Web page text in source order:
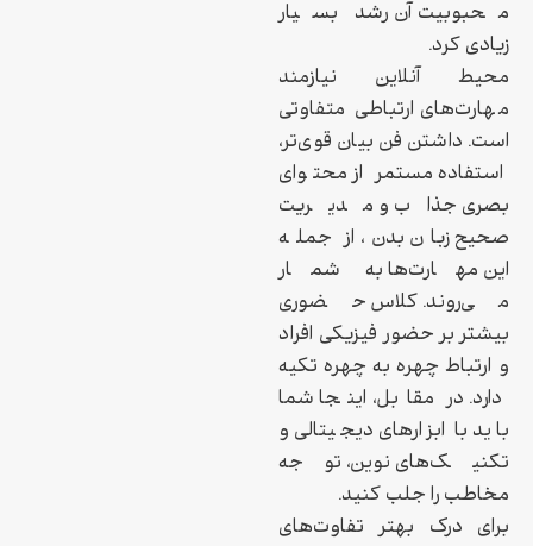
محبوبیت آن رشد بسیار
زیادی کرد.
محیط آنلاین نیازمند
مهارت‌های ارتباطی متفاوتی
است. داشتن فن بیان قوی‌تر،
استفاده مستمر از محتوای
بصری جذاب و مدیریت
صحیح زبان بدن، از جمله
این مهارت‌ها به شمار
می‌روند. کلاس حضوری
بیشتر بر حضور فیزیکی افراد
و ارتباط چهره به چهره تکیه
دارد. در مقابل، اینجا شما
باید با ابزارهای دیجیتالی و
تکنیک‌های نوین، توجه
مخاطب را جلب کنید.
برای درک بهتر تفاوت‌های